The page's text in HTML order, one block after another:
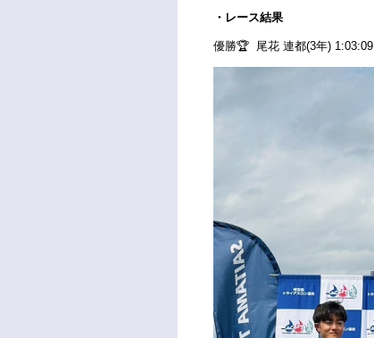
・レース結果
優勝🏆 尾花 連都(3年) 1:03:09